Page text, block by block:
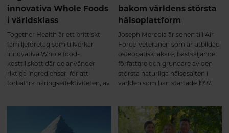
innovativa Whole Foods
i världsklass
Together Health är ett brittiskt
familjeföretag som tillverkar
innovativa Whole food-
kosttillskott där de använder
riktiga ingredienser, för att
förbättra näringseffektiviteten, av
bakom världens största
hälsoplattform
Joseph Mercola är sonen till Air
Force-veteranen som är utbildad
osteopatisk läkare, bästsäljande
författare och grundare av den
största naturliga hälsosajten i
världen som han startade 1997.
produkter.